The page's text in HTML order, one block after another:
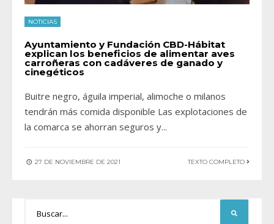
NOTICIAS
Ayuntamiento y Fundación CBD-Hábitat
explican los beneficios de alimentar aves
carroñeras con cadáveres de ganado y
cinegéticos
Buitre negro, águila imperial, alimoche o milanos
tendrán más comida disponible Las explotaciones de
la comarca se ahorran seguros y...
27 DE NOVIEMBRE DE 2021 TEXTO COMPLETO